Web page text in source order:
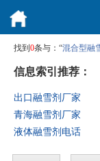
找到 0条与：“混合型融
信息索引推荐：
出口融雪剂厂家
青海融雪剂厂家
液体融雪剂电话